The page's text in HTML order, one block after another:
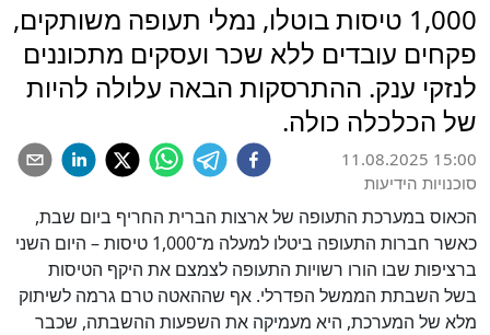
1,000 טיסות בוטלו, נמלי תעופה משותקים,
פקחים עובדים ללא שכר ועסקים מתכוננים
לנזקי ענק. ההתרסקות הבאה עלולה להיות
של הכלכלה כולה.
11.08.2025 15:00
סוכנויות הידיעות
הכאוס במערכת התעופה של ארצות הברית החריף ביום שבת,
כאשר חברות התעופה ביטלו למעלה מ־1,000 טיסות – היום השני
ברציפות שבו הורו רשויות התעופה לצמצם את היקף הטיסות
בשל השבתת הממשל הפדרלי. אף שההאטה טרם גרמה לשיתוק
מלא של המערכת, היא מעמיקה את השפעות ההשבתה, שכבר